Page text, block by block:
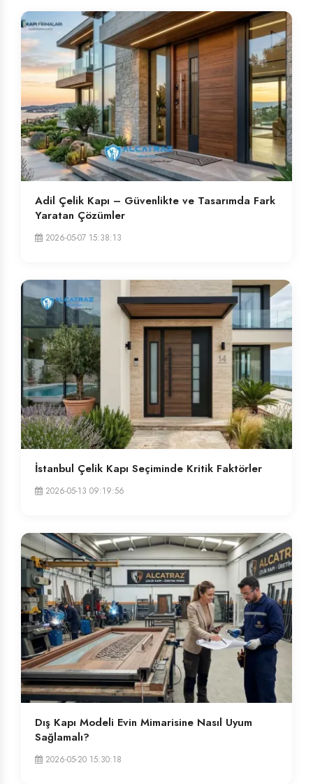
Adil Çelik Kapı – Güvenlikte ve Tasarımda Fark
Yaratan Çözümler
2026-05-07 15:38:13
İstanbul Çelik Kapı Seçiminde Kritik Faktörler
2026-05-13 09:19:56
Dış Kapı Modeli Evin Mimarisine Nasıl Uyum
Sağlamalı?
2026-05-20 15:30:18